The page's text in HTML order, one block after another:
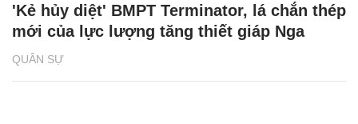
QUÂN SỰ
'Kẻ hủy diệt' BMPT Terminator, lá chắn thép
mới của lực lượng tăng thiết giáp Nga